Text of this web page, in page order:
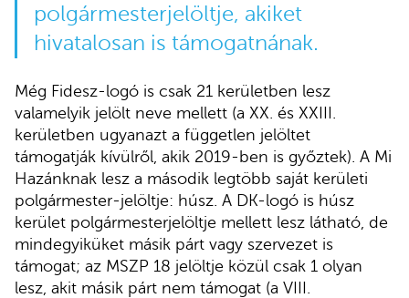
polgármesterjelöltje, akiket
hivatalosan is támogatnának.
Még Fidesz-logó is csak 21 kerületben lesz
valamelyik jelölt neve mellett (a XX. és XXIII.
kerületben ugyanazt a független jelöltet
támogatják kívülről, akik 2019-ben is győztek). A Mi
Hazánknak lesz a második legtöbb saját kerületi
polgármester-jelöltje: húsz. A DK-logó is húsz
kerület polgármesterjelöltje mellett lesz látható, de
mindegyiküket másik párt vagy szervezet is
támogat; az MSZP 18 jelöltje közül csak 1 olyan
lesz, akit másik párt nem támogat (a VIII.